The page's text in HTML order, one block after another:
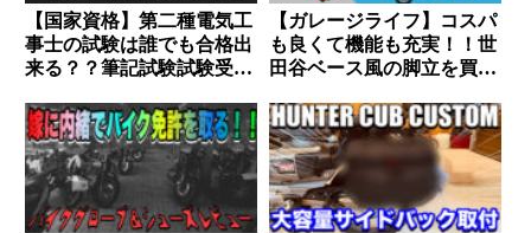
【国家資格】第二種電気工
事士の試験は誰でも合格出
来る？？筆記試験試験受け
【ガレージライフ】コスパ
も良くて機能も充実！！世
田谷ベース風の脚立を買っ